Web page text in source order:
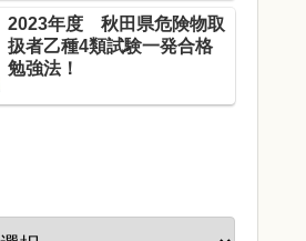
2023年度 秋田県危険物取
扱者乙種4類試験一発合格
勉強法！